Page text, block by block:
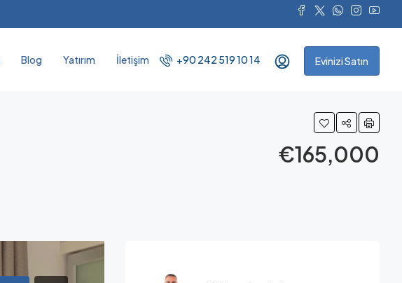
Blog Yatırım İletişim +90 242 519 10 14 Evinizi Satın
€165,000